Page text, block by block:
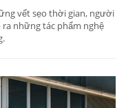
vết sẹo thời gian, người
những tác phẩm nghệ